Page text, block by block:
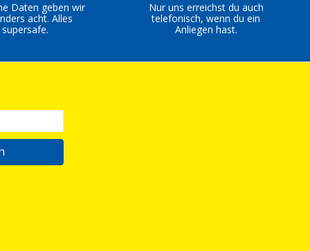
Daten geben wir
acht. Alles
supersafe.
Nur uns erreichst du auch
telefonisch, wenn du ein
Anliegen hast.